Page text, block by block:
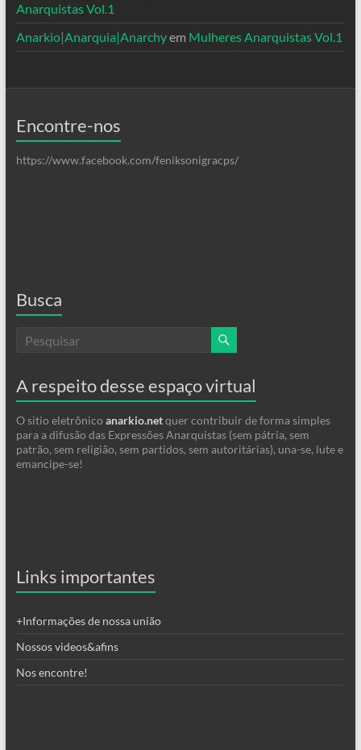
Anarquistas Vol.1
Anarkio|Anarquia|Anarchyem Mulheres Anarquistas Vol.1
Encontre-nos
https://www.facebook.com/feniksonigracps/
Busca
A respeito desse espaço virtual
O sitio eletrônico anarkio.netquer contribuir de forma simples
para a difusão das Expressões Anarquistas (sem pátria, sem
patrão, sem religião, sem partidos, sem autoritárias), una-se, lute e
emancipe-se!
Links importantes
+Informações de nossa união
Nossos videos&afins
Nos encontre!